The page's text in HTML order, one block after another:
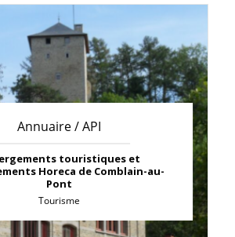
Annuaire / API
touristiques et
Horeca de Comblain-au-
Pont
Tourisme